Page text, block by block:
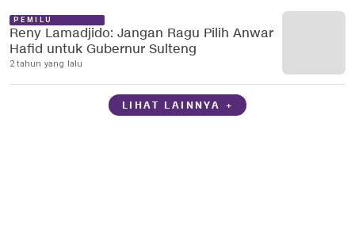
PEMILU
Reny Lamadjido: Jangan Ragu Pilih Anwar
Hafid untuk Gubernur Sulteng
2 tahun yang lalu
LIHAT LAINNYA +